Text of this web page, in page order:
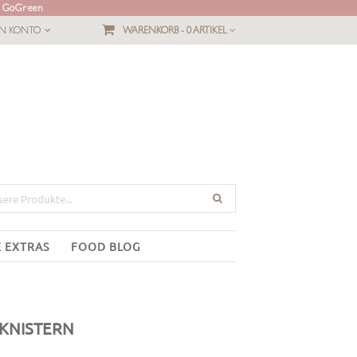
KONTO
WARENKORB - 0 ARTIKEL
EXTRAS FOOD BLOG